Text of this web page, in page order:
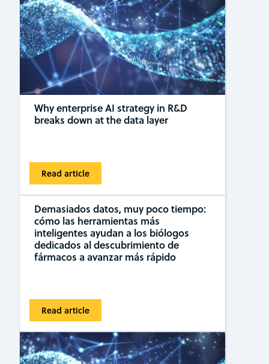
Why enterprise AI strategy in R&D
breaks down at the data layer
Read article
Demasiados datos, muy poco tiempo:
cómo las herramientas más
inteligentes ayudan a los biólogos
dedicados al descubrimiento de
fármacos a avanzar más rápido
Read article